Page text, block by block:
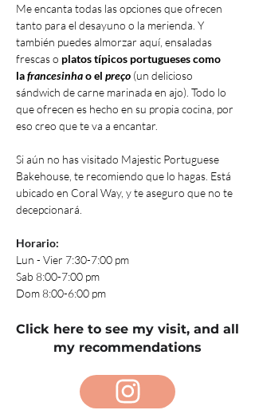
Me encanta todas las opciones que ofrecen
tanto para el desayuno o la merienda. Y
también puedes almorzar aquí, ensaladas
frescas o platos típicos portugueses como
la francesinha o el preço (un delicioso
sándwich de carne marinada en ajo). Todo lo
que ofrecen es hecho en su propia cocina, por
eso creo que te va a encantar.
Si aún no has visitado Majestic Portuguese
Bakehouse, te recomiendo que lo hagas. Está
ubicado en Coral Way, y te aseguro que no te
decepcionará.
Horario:
Lun - Vier 7:30-7:00 pm
Sab 8:00-7:00 pm
Dom 8:00-6:00 pm
Click here to see my visit, and all
my recommendations